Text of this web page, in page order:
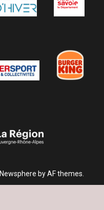
Newsphere by AF themes.